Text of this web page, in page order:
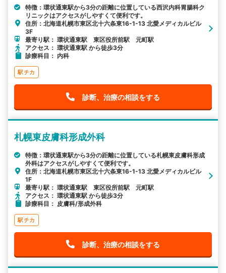
特徴：環状通東駅から3分の距離に位置している西沢内科胃腸科ク
リニックはアクセスがしやすくて便利です。
住所：北海道札幌市東区北十六条東16-1-13 北愛メディカルビル
3F
最寄り駅： 環状通東駅 東区役所前駅 元町駅
アクセス： 環状通東駅 から徒歩3分
診療科目： 内科
駅チカ
診断、治療の相談をする
札幌東皮膚科形成外科
特徴：環状通東駅から3分の距離に位置している札幌東皮膚科形成
外科はアクセスがしやすくて便利です。
住所：北海道札幌市東区北十六条東16-1-13 北愛メディカルビル
1F
最寄り駅： 環状通東駅 東区役所前駅 元町駅
アクセス： 環状通東駅 から徒歩3分
診療科目： 皮膚科/形成外科
駅チカ
診断、治療の相談をする